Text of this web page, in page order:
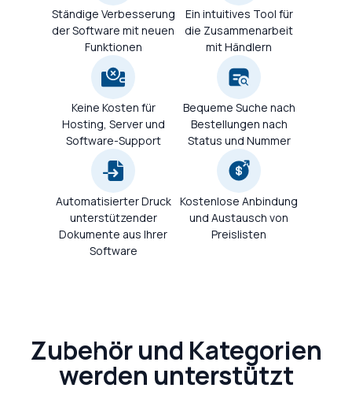
Ständige Verbesserung
der Software mit neuen
Funktionen
Ein intuitives Tool für
die Zusammenarbeit
mit Händlern
Keine Kosten für
Hosting, Server und
Software-Support
Bequeme Suche nach
Bestellungen nach
Status und Nummer
Automatisierter Druck
unterstützender
Dokumente aus Ihrer
Software
Kostenlose Anbindung
und Austausch von
Preislisten
Zubehör und Kategorien
werden unterstützt